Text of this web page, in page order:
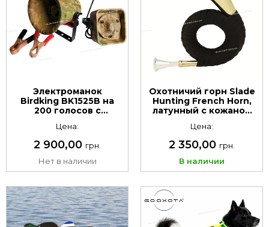
Электроманок
Birdking BK1525B на
200 голосов c
динамиком 50 Bт.+50
Вт. Таймер. Съёмный
microSD.
Цена:
2 900,00 грн.
Нет в наличии
Охотничий горн Slade
Hunting French Horn,
латунный с кожаной
Цена:
2 350,00 грн.
В наличии